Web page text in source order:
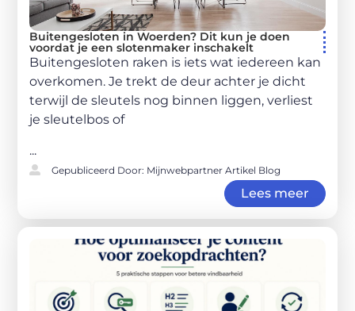
Buitengesloten in Woerden? Dit kun je doen
voordat je een slotenmaker inschakelt
Buitengesloten raken is iets wat iedereen kan
overkomen. Je trekt de deur achter je dicht
terwijl de sleutels nog binnen liggen, verliest
je sleutelbos of
...
Gepubliceerd Door: Mijnwebpartner Artikel Blog
Lees meer